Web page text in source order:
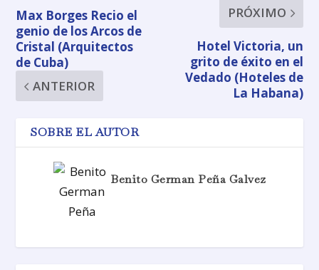
Max Borges Recio el
genio de los Arcos de
Cristal (Arquitectos
de Cuba)
ANTERIOR
PRÓXIMO
Hotel Victoria, un
grito de éxito en el
Vedado (Hoteles de
La Habana)
SOBRE EL AUTOR
Benito German Peña Galvez